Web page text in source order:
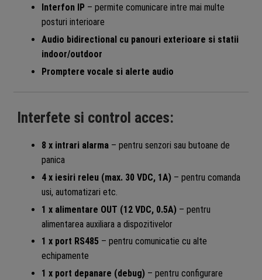
Interfon IP – permite comunicare intre mai multe
posturi interioare
Audio bidirectional cu panouri exterioare si statii
indoor/outdoor
Promptere vocale si alerte audio
Interfete si control acces:
8 x intrari alarma– pentru senzori sau butoane de
panica
4 x iesiri releu (max. 30 VDC, 1A)– pentru comanda
usi, automatizari etc.
1 x alimentare OUT (12 VDC, 0.5A)– pentru
alimentarea auxiliara a dispozitivelor
1 x port RS485 – pentru comunicatie cu alte
echipamente
1 x port depanare (debug)– pentru configurare